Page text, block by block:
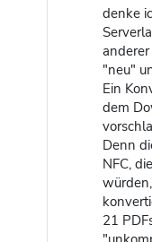
denke
"neu"
Ein
dem
Denn
NFC,
21